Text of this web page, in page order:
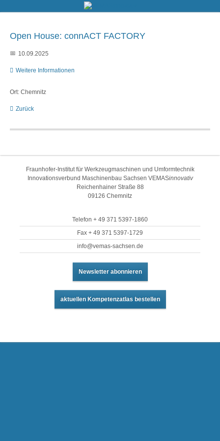
Open House: connACT FACTORY
10.09.2025
Weitere Informationen
Ort: Chemnitz
Zurück
Fraunhofer-Institut für Werkzeugmaschinen und Umformtechnik
Innovationsverbund Maschinenbau Sachsen VEMASinnovativ
Reichenhainer Straße 88
09126 Chemnitz
Telefon + 49 371 5397-1860
Fax + 49 371 5397-1729
info@vemas-sachsen.de
Newsletter abonnieren
aktuellen Kompetenzatlas bestellen